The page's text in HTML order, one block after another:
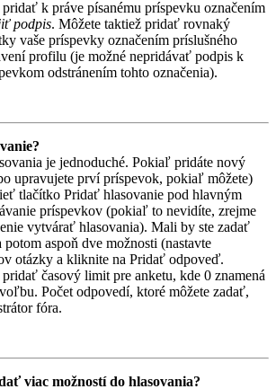
pridať k práve písanému príspevku označením
podpis. Môžete taktiež pridať rovnaký
vaše príspevky označením príslušného
profilu (je možné nepridávať podpis k
odstránením tohto označenia).
je jednoduché. Pokiaľ pridáte nový
upravujete prví príspevok, pokiaľ môžete)
tlačítko Pridať hlasovanie pod hlavným
príspevkov (pokiaľ to nevidíte, zrejme
vytvárať hlasovania). Mali by ste zadať
potom aspoň dve možnosti (nastavte
otázky a kliknite na Pridať odpoveď.
časový limit pre anketu, kde 0 znamená
Počet odpovedí, ktoré môžete zadať,
fóra.
viac možností do hlasovania?